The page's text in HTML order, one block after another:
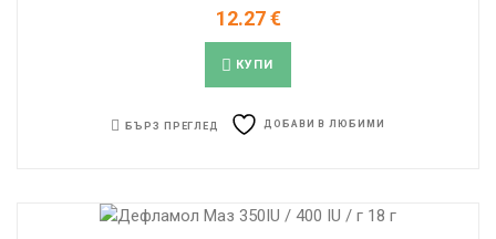
12.27€
КУПИ
БЪРЗ ПРЕГЛЕД ДОБАВИ В ЛЮБИМИ